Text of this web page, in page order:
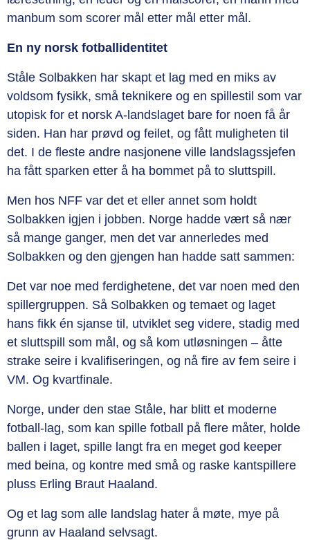
manbum som scorer mål etter mål etter mål.
En ny norsk fotballidentitet
Ståle Solbakken har skapt et lag med en miks av
voldsom fysikk, små teknikere og en spillestil som var
utopisk for et norsk A-landslaget bare for noen få år
siden. Han har prøvd og feilet, og fått muligheten til
det. I de fleste andre nasjonene ville landslagssjefen
ha fått sparken etter å ha bommet på to sluttspill.
Men hos NFF var det et eller annet som holdt
Solbakken igjen i jobben. Norge hadde vært så nær
så mange ganger, men det var annerledes med
Solbakken og den gjengen han hadde satt sammen:
Det var noe med ferdighetene, det var noen med den
spillergruppen. Så Solbakken og temaet og laget
hans fikk én sjanse til, utviklet seg videre, stadig med
et sluttspill som mål, og så kom utløsningen – åtte
strake seire i kvalifiseringen, og nå fire av fem seire i
VM. Og kvartfinale.
Norge, under den stae Ståle, har blitt et moderne
fotball-lag, som kan spille fotball på flere måter, holde
ballen i laget, spille langt fra en meget god keeper
med beina, og kontre med små og raske kantspillere
pluss Erling Braut Haaland.
Og et lag som alle landslag hater å møte, mye på
grunn av Haaland selvsagt.